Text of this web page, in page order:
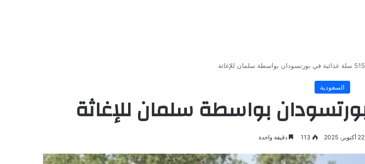
السعودية
22 أكتوبر، 2025 113 دقيقة واحدة